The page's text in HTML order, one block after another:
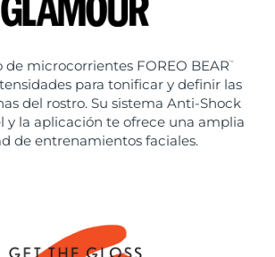
de microcorrientes FOREO BEAR ™
para tonificar y definir las
del rostro. Su sistema Anti-Shock
y la aplicación te ofrece una amplia
de entrenamientos faciales.